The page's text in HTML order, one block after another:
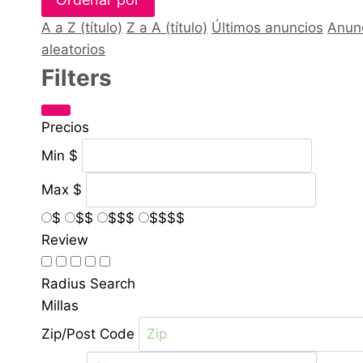
A a Z (título) Z a A (título) Últimos anuncios
aleatorios
Filters
Precios
Min $
Max $
$
$$ $$$
$$$$
Review
Radius Search
Millas
Zip/Post Code